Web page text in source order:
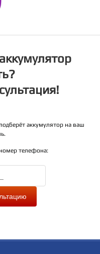
аккумулятор на ваш
телефона: